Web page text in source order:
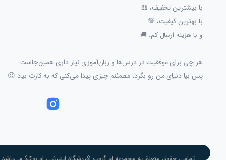
با بیشترین تخفیف، 📖
با بهترین کیفیت، 💯
و با هزینه ارسال کم، 🚚
هر چی برای موفقیت در درس‌ها و زبان‌آموزی نیاز داری همین‌جاست.
پس بیا دنیای من رو بگرد، مطمئنم چیزی پیدا می‌کنی که به کارت بیاد 😉